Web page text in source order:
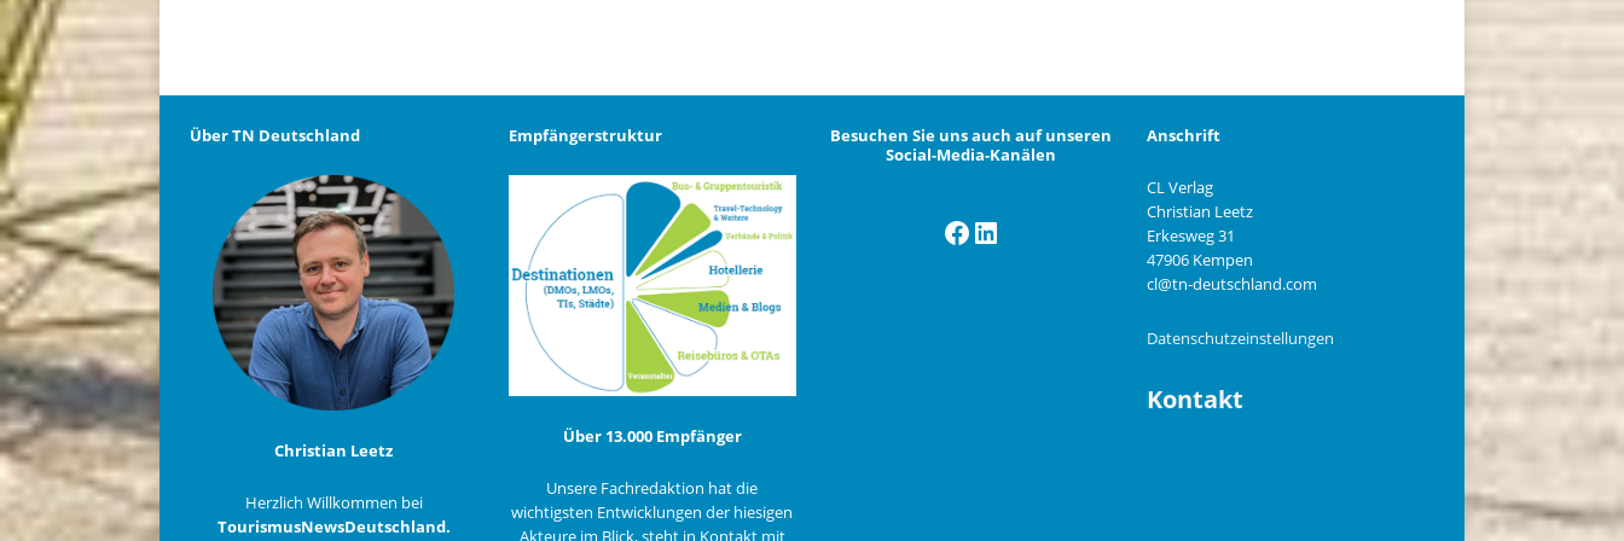
Über TN Deutschland
Christian Leetz
Herzlich Willkommen bei
TourismusNewsDeutschland.
Empfängerstruktur
Über 13.000 Empfänger
Unsere Fachredaktion hat die
wichtigsten Entwicklungen der hiesigen
Akteure im Blick, steht in Kontakt mit
Besuchen Sie uns auch auf unseren
Social-Media-Kanälen
Facebook
LinkedIn
Anschrift
CL Verlag
Christian Leetz
Erkesweg 31
47906 Kempen
cl@tn-deutschland.com
Datenschutzeinstellungen
Kontakt